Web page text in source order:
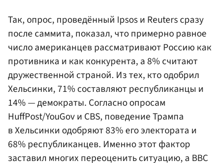
Так, опрос, проведённый Ipsos и Reuters сразу
после саммита, показал, что примерно равное
число американцев рассматривают Россию как
противника и как конкурента, а 8% считают
дружественной страной. Из тех, кто одобрил
Хельсинки, 71% составляют республиканцы и
14% — демократы. Согласно опросам
HuffPost/YouGov и CBS, поведение Трампа
в Хельсинки одобряют 83% его электората и
68% республиканцев. Именно этот фактор
заставил многих переоценить ситуацию, а BBC